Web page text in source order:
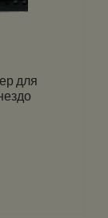
для